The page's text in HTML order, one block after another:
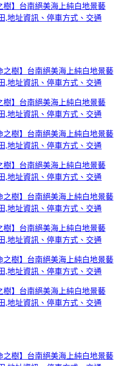
樹】台南絕美海上純白地景藝
,地址資訊、停車方式、交通
樹】台南絕美海上純白地景藝
,地址資訊、停車方式、交通
樹】台南絕美海上純白地景藝
,地址資訊、停車方式、交通
樹】台南絕美海上純白地景藝
,地址資訊、停車方式、交通
樹】台南絕美海上純白地景藝
,地址資訊、停車方式、交通